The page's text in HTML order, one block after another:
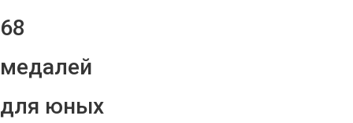
68
медалей
для юных